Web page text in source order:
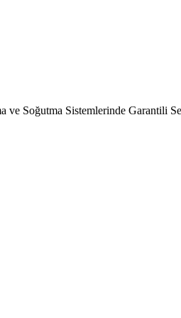
ve Soğutma Sistemlerinde Garantili